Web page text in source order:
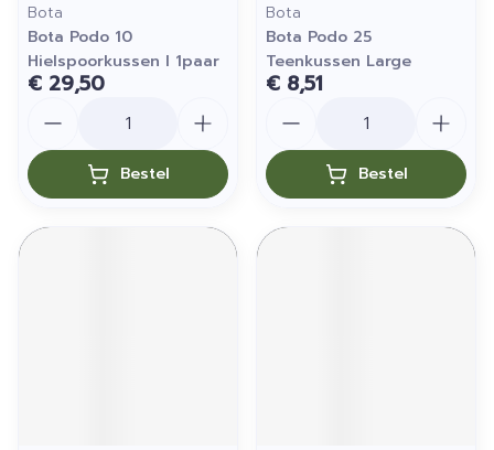
Bota
Bota Podo 10
Hielspoorkussen l 1paar
€ 29,50
Bestel
Bota
Bota Podo 25
Teenkussen Large
€ 8,51
Bestel